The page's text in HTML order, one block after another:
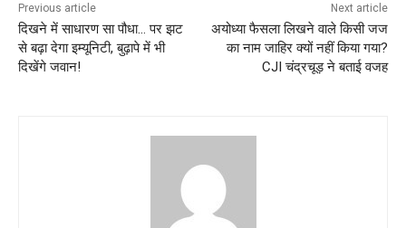
Previous article
दिखने में साधारण सा पौधा… पर झट
से बढ़ा देगा इम्यूनिटी, बुढ़ापे में भी
दिखेंगे जवान!
Next article
अयोध्या फैसला लिखने वाले किसी जज
का नाम जाहिर क्यों नहीं किया गया?
CJI चंद्रचूड़ ने बताई वजह